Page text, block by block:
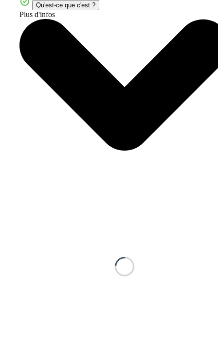
Qu'est-ce que c'est ?
Plus d'infos